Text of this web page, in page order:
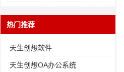
热门推荐
天生创想软件
天生创想OA办公系统